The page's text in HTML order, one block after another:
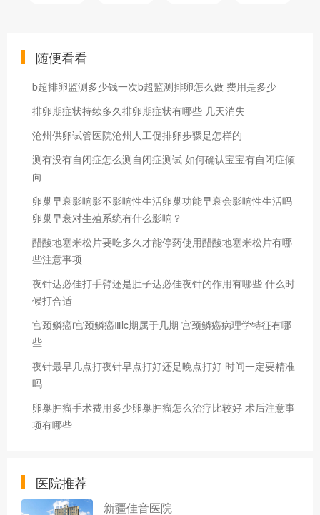
随便看看
b超排卵监测多少钱一次b超监测排卵怎么做 费用是多少
排卵期症状持续多久排卵期症状有哪些 几天消失
沧州供卵试管医院沧州人工促排卵步骤是怎样的
测有没有自闭症怎么测自闭症测试 如何确认宝宝有自闭症倾
向
卵巢早衰影响影不影响性生活卵巢功能早衰会影响性生活吗
卵巢早衰对生殖系统有什么影响？
醋酸地塞米松片要吃多久才能停药使用醋酸地塞米松片有哪
些注意事项
夜针达必佳打手臂还是肚子达必佳夜针的作用有哪些 什么时
候打合适
宫颈鳞癌i宫颈鳞癌Ⅲlc期属于几期 宫颈鳞癌病理学特征有哪
些
夜针最早几点打夜针早点打好还是晚点打好 时间一定要精准
吗
卵巢肿瘤手术费用多少卵巢肿瘤怎么治疗比较好 术后注意事
项有哪些
医院推荐
新疆佳音医院